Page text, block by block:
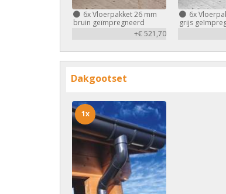
6xVloerpakket 26 mm
bruin geïmpregneerd
+€ 521,70
6x
grijs
Dakgootset
1x